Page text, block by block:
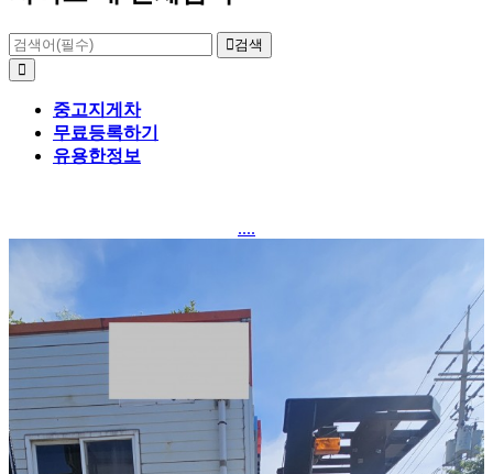
검색
중고지게차
무료등록하기
유용한정보
....